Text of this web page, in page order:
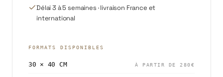
Délai 3 à 5 semaines · livraison France et
international
FORMATS DISPONIBLES
30 × 40 CM À PARTIR DE 280€